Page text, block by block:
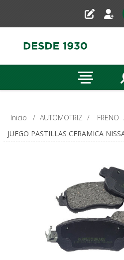
Inicio / AUTOMOTRIZ / FRENO
JUEGO PASTILLAS CERAMICA